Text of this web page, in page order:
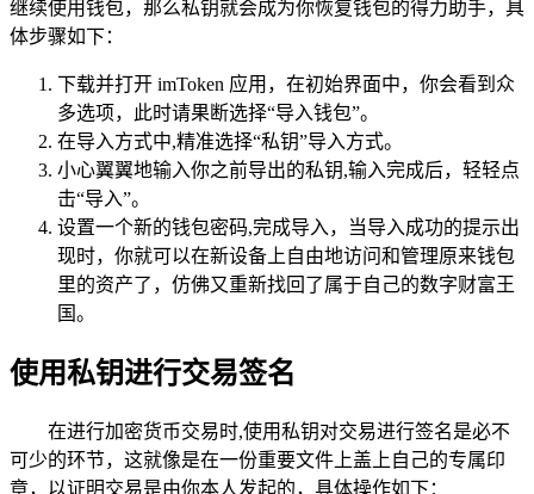
继续使用钱包，那么私钥就会成为你恢复钱包的得力助手，具
体步骤如下：
下载并打开 imToken 应用，在初始界面中，你会看到众
多选项，此时请果断选择“导入钱包”。
在导入方式中,精准选择“私钥”导入方式。
小心翼翼地输入你之前导出的私钥,输入完成后，轻轻点
击“导入”。
设置一个新的钱包密码,完成导入，当导入成功的提示出
现时，你就可以在新设备上自由地访问和管理原来钱包
里的资产了，仿佛又重新找回了属于自己的数字财富王
国。
使用私钥进行交易签名
在进行加密货币交易时,使用私钥对交易进行签名是必不
可少的环节，这就像是在一份重要文件上盖上自己的专属印
章，以证明交易是由你本人发起的，具体操作如下：